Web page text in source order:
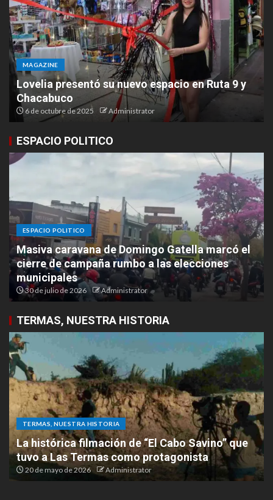
MAGAZINE
Lovelia presentó su nuevo espacio en Ruta 9 y
Chacabuco
6 de octubre de 2025 Administrator
ESPACIO POLITICO
ESPACIO POLITICO
Masiva caravana de Domingo Gatella marcó el
cierre de campaña rumbo a las elecciones
municipales
30 de julio de 2026 Administrator
TERMAS, NUESTRA HISTORIA
TERMAS, NUESTRA HISTORIA
La histórica filmación de “El Cabo Savino” que
tuvo a Las Termas como protagonista
20 de mayo de 2026 Administrator